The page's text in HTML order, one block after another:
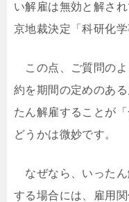
い解雇は無効と解さ
京地裁決定「科研化学
この点、ご質問のよ
約を期間の定めのあ
たん解雇することが
どうかは微妙です。
なぜなら、いったん
する場合には、雇用